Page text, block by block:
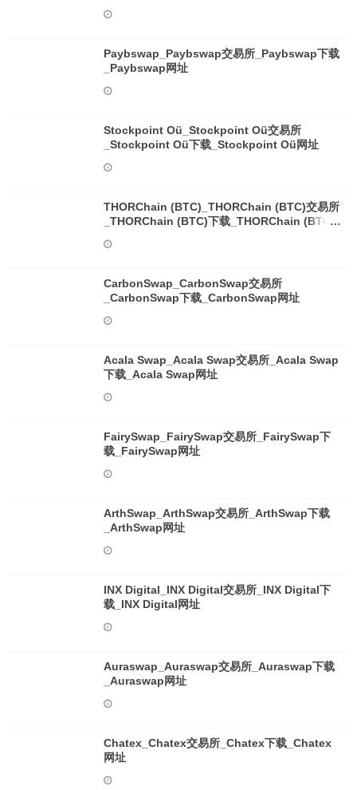
Paybswap_Paybswap交易所_Paybswap下载
_Paybswap网址
Stockpoint Oü_Stockpoint Oü交易所
_Stockpoint Oü下载_Stockpoint Oü网址
THORChain (BTC)_THORChain (BTC)交易所
_THORChain (BTC)下载_THORChain (BTC)
CarbonSwap_CarbonSwap交易所
_CarbonSwap下载_CarbonSwap网址
Acala Swap_Acala Swap交易所_Acala Swap
下载_Acala Swap网址
FairySwap_FairySwap交易所_FairySwap下
载_FairySwap网址
ArthSwap_ArthSwap交易所_ArthSwap下载
_ArthSwap网址
INX Digital_INX Digital交易所_INX Digital下
载_INX Digital网址
Auraswap_Auraswap交易所_Auraswap下载
_Auraswap网址
Chatex_Chatex交易所_Chatex下载_Chatex
网址